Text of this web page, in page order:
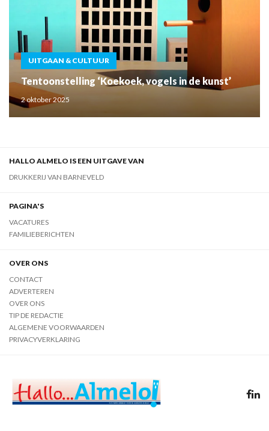
UITGAAN & CULTUUR
Tentoonstelling ‘Koekoek, vogels in de kunst’
2 oktober 2025
HALLO ALMELO IS EEN UITGAVE VAN
DRUKKERIJ VAN BARNEVELD
PAGINA'S
VACATURES
FAMILIEBERICHTEN
OVER ONS
CONTACT
ADVERTEREN
OVER ONS
TIP DE REDACTIE
ALGEMENE VOORWAARDEN
PRIVACYVERKLARING